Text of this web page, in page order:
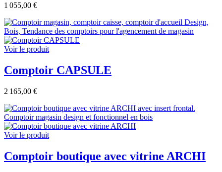
1 055,00 €
Voir le produit
Comptoir CAPSULE
2 165,00 €
Voir le produit
Comptoir boutique avec vitrine ARCHI